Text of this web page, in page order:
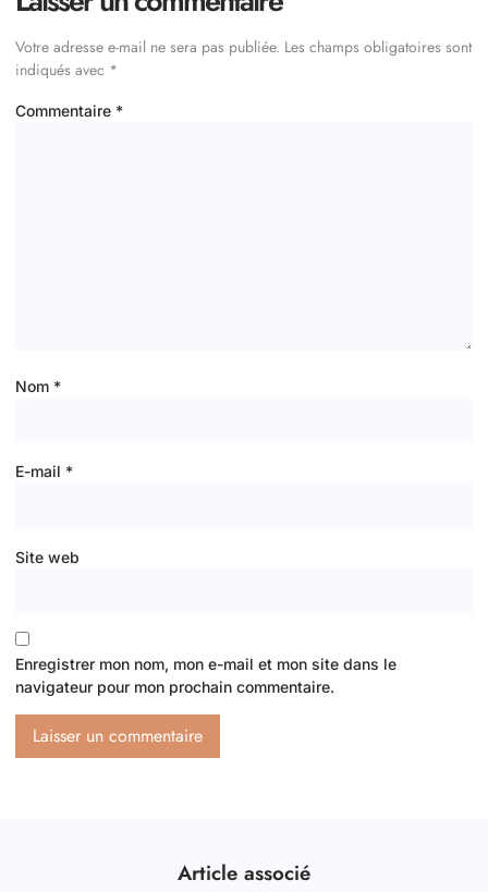
Votre adresse e-mail ne sera pas publiée. Les champs obligatoires sont
indiqués avec *
Commentaire *
Nom *
E-mail *
Site web
Enregistrer mon nom, mon e-mail et mon site dans le
navigateur pour mon prochain commentaire.
Article associé